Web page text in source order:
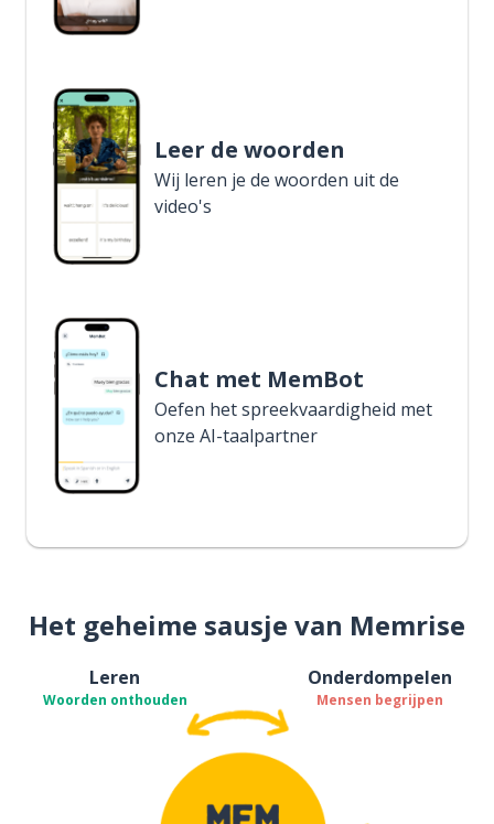
Leer de woorden
Wij leren je de woorden uit de
video's
Chat met MemBot
Oefen het spreekvaardigheid met
onze AI-taalpartner
Het geheime sausje van Memrise
Leren
Woorden onthouden
Onderdompelen
Mensen begrijpen